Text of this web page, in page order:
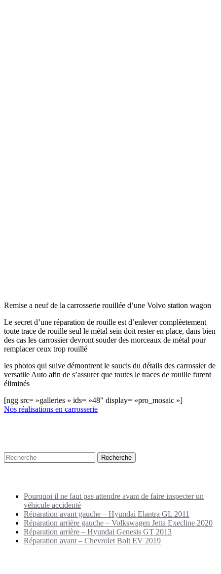
Remise a neuf de la carrosserie rouillée d’une Volvo station wagon
Le secret d’une réparation de rouille est d’enlever complèetement
toute trace de rouille seul le métal sein doit rester en place, dans bien
des cas les carrossier devront souder des morceaux de métal pour
remplacer ceux trop rouillé
les photos qui suive démontrent le soucis du détails des carrossier de
versatile Auto afin de s’assurer que toutes le traces de rouille furent
éliminés
[ngg src= »galleries » ids= »48″ display= »pro_mosaic »]
Nos réalisations en carrosserie
Pourquoi il ne faut pas attendre avant de faire inspecter un
véhicule accidenté
Réparation avant gauche – Hyundai Elantra GL 2011
Réparation arrière gauche – Volkswagen Jetta Execline 2020
Réparation arrière – Hyundai Genesis GT 2013
Réparation avant – Chevrolet Bolt EV 2019